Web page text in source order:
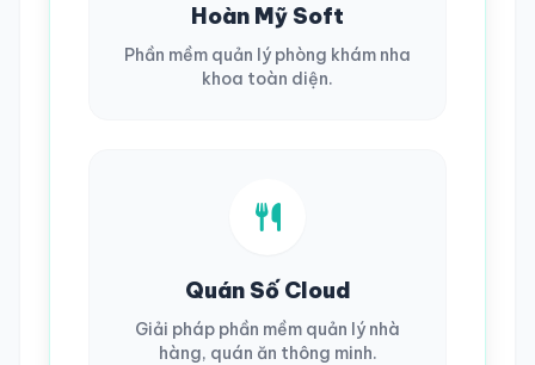
Hoàn Mỹ Soft
Phần mềm quản lý phòng khám nha
khoa toàn diện.
Quán Số Cloud
Giải pháp phần mềm quản lý nhà
hàng, quán ăn thông minh.